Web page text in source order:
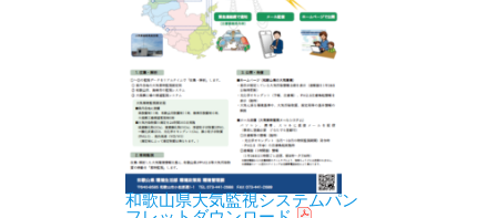
和歌山県大気監視システムパン